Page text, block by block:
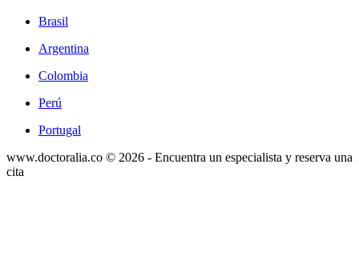
Brasil
Argentina
Colombia
Perú
Portugal
www.doctoralia.co © 2026 - Encuentra un especialista y reserva una
cita